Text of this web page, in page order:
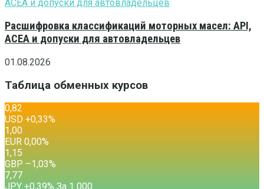
Расшифровка классификаций моторных масел: API,
ACEA и допуски для автовладельцев
01.08.2026
Таблица обменных курсов
0,82
USD +0,33%
1,00
EUR 0,00%
1,15
GBP –1,03%
7,77
JPY +0,39% За 1 000